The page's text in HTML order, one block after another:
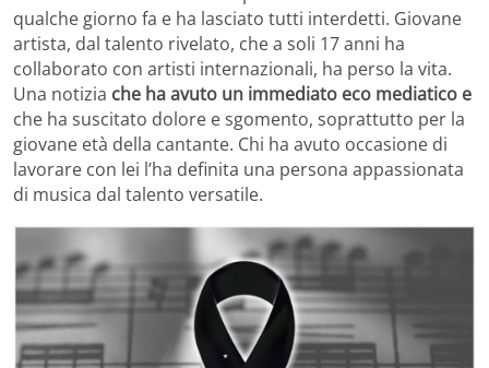
qualche giorno fa e ha lasciato tutti interdetti. Giovane
artista, dal talento rivelato, che a soli 17 anni ha
collaborato con artisti internazionali, ha perso la vita.
Una notizia che ha avuto un immediato eco mediatico e
che ha suscitato dolore e sgomento, soprattutto per la
giovane età della cantante. Chi ha avuto occasione di
lavorare con lei l’ha definita una persona appassionata
di musica dal talento versatile.